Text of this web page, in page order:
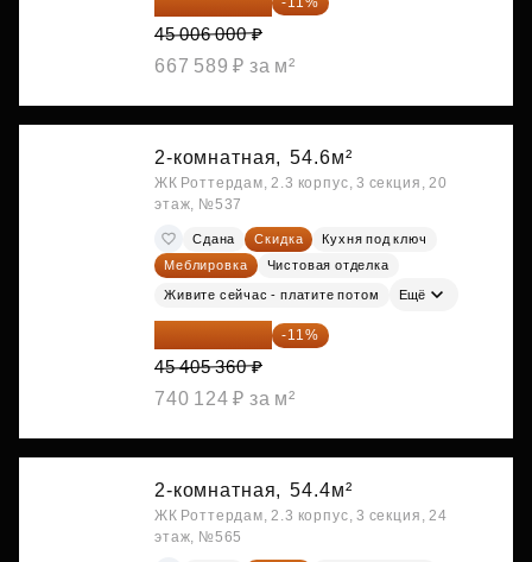
45 006 000 ₽
667 589 ₽ за м²
2-комнатная, 54.6м²
ЖК Роттердам, 2.3 корпус, 3 секция, 20
этаж, №537
Сдана Скидка
Кухня под ключ
Меблировка
Чистовая отделка
Живите сейчас - платите потом Ещё
40 410 770 ₽ -11%
45 405 360 ₽
740 124 ₽ за м²
2-комнатная, 54.4м²
ЖК Роттердам, 2.3 корпус, 3 секция, 24
этаж, №565